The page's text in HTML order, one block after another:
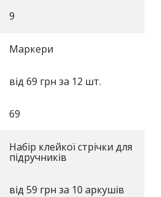
9
Маркери
від 69 грн за 12 шт.
69
Набір клейкої стрічки для
підручників
від 59 грн за 10 аркушів